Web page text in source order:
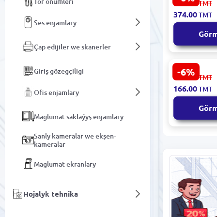
Ses enjamlary
Çap edijiler we skanerler
Giriş gözegçiligi
Ofis enjamlary
Maglumat saklaýyş enjamlary
Sanly kameralar we ekşen-
kameralar
Maglumat ekranlary
Hojalyk tehnika
Gaming
Şüşe
399.00 TMT
374.00TMT
-6%
Redragon
L |
450x400
177.00 TMT
166.00TMT